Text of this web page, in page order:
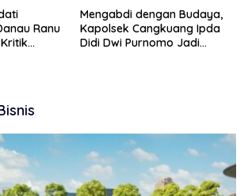
Ranu
Mengabdi dengan Budaya,
Kapolsek Cangkuang Ipda
Didi Dwi Purnomo Jadi